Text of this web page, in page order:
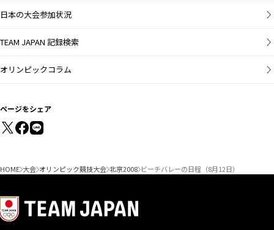
日本の大会参加状況
TEAM JAPAN 記録検索
オリンピックコラム
ページをシェア
HOME 大会 オリンピック競技大会 北京2008 ビーチバレーの日程（8月12日）